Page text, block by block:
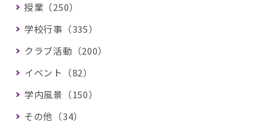
授業（250）
学校行事（335）
クラブ活動（200）
イベント（82）
学内風景（150）
その他（34）